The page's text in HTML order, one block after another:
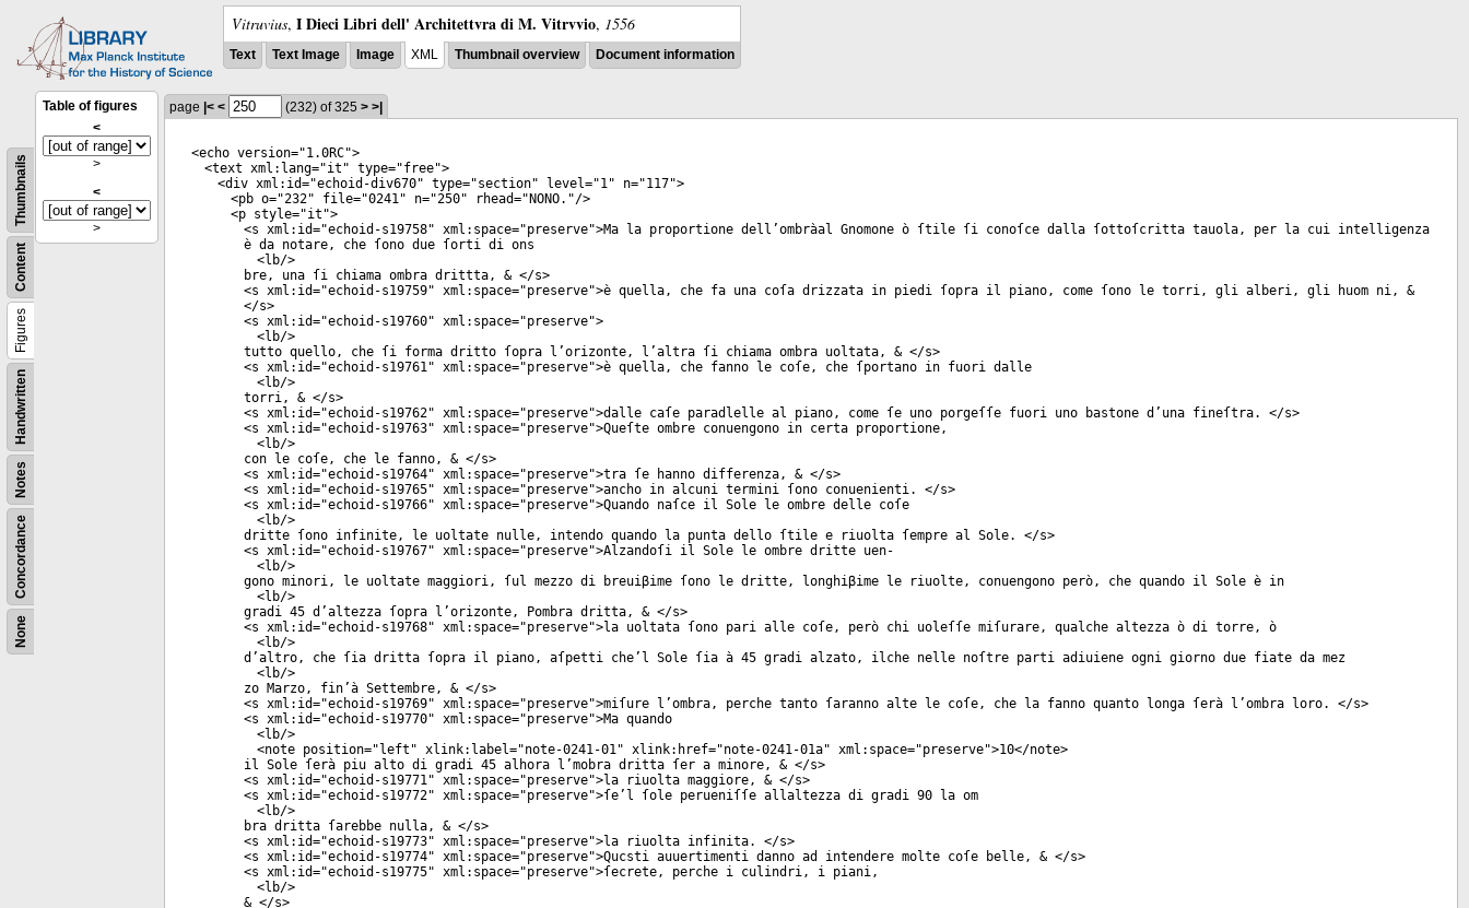
Vitruvius, I Dieci Libri dell' Architettvra di M. Vitrvvio, 1556
Text Text Image Image XML Thumbnail overview Document information
None
Concordance
Notes
Handwritten
Figures
Content
Thumbnails
Table of figures
<
>
<
>
page |< < (232) of 325 > >|
<echo version="1.0RC">
<text xml:lang="it " type="free">
<div xml:id="echoid-div670" type="section" level="1" n="117">
<pb o="232" file="0241" n="250" rhead=" NONO. "/>
<p style="it ">
<s xml:id="echoid-s19758" xml:space="preserve">Ma la proportione dell’ombràal Gnomone ò ſtile ſi conoſce dalla ſottoſcritta tauola, per la cui intelligenza
è da notare, che ſono due ſorti di ons
<lb/>
bre, una ſi chiama ombra drittta, & </s>
<s xml:id="echoid-s19759" xml:space="preserve">è quella, che fa una coſa drizzata in piedi ſopra il piano, come ſono le torri, gli alberi, gli huom ni, &
</s>
<s xml:id="echoid-s19760" xml:space="preserve">
<lb/>
tutto quello, che ſi forma dritto ſopra l’orizonte, l’altra ſi chiama ombra uoltata, & </s>
<s xml:id="echoid-s19761" xml:space="preserve">è quella, che fanno le coſe, che ſportano in fuori dalle
<lb/>
torri, & </s>
<s xml:id="echoid-s19762" xml:space="preserve">dalle caſe paradlelle al piano, come ſe uno porgeſſe fuori uno bastone d’una fineſtra. </s>
<s xml:id="echoid-s19763" xml:space="preserve">Queſte ombre conuengono in certa proportione,
<lb/>
con le coſe, che le fanno, & </s>
<s xml:id="echoid-s19764" xml:space="preserve">tra ſe hanno differenza, & </s>
<s xml:id="echoid-s19765" xml:space="preserve">ancho in alcuni termini ſono conuenienti. </s>
<s xml:id="echoid-s19766" xml:space="preserve">Quando naſce il Sole le ombre delle coſe
<lb/>
dritte ſono infinite, le uoltate nulle, intendo quando la punta dello ſtile e riuolta ſempre al Sole. </s>
<s xml:id="echoid-s19767" xml:space="preserve">Alzandoſi il Sole le ombre dritte uen-
<lb/>
gono minori, le uoltate maggiori, ſul mezzo di breuiβime ſono le dritte, longhiβime le riuolte, conuengono però, che quando il Sole è in
<lb/>
gradi 45 d’altezza ſopra l’orizonte, Pombra dritta, & </s>
<s xml:id="echoid-s19768" xml:space="preserve">la uoltata ſono pari alle coſe, però chi uoleſſe miſurare, qualche altezza ò di torre, ò
<lb/>
d’altro, che ſia dritta ſopra il piano, aſpetti che’l Sole ſia à 45 gradi alzato, ilche nelle noſtre parti adiuiene ogni giorno due fiate da mez
<lb/>
zo Marzo, fin’à Settembre, & </s>
<s xml:id="echoid-s19769" xml:space="preserve">miſure l’ombra, perche tanto ſaranno alte le coſe, che la fanno quanto longa ſerà l’ombra loro. </s>
<s xml:id="echoid-s19770" xml:space="preserve">Ma quando
<lb/>
<note position=" left " xlink:label="note-0241-01" xlink:href="note-0241-01a" xml:space="preserve">10</note>
il Sole ſerà piu alto di gradi 45 alhora l’mobra dritta ſer a minore, & </s>
<s xml:id="echoid-s19771" xml:space="preserve">la riuolta maggiore, & </s>
<s xml:id="echoid-s19772" xml:space="preserve">ſe’l ſole perueniſſe allaltezza di gradi 90 la om
<lb/>
bra dritta ſarebbe nulla, & </s>
<s xml:id="echoid-s19773" xml:space="preserve">la riuolta infinita. </s>
<s xml:id="echoid-s19774" xml:space="preserve">Qucsti auuertimenti danno ad intendere molte coſe belle, & </s>
<s xml:id="echoid-s19775" xml:space="preserve">ſecrete, perche i culindri, i piani,
<lb/>
& </s>